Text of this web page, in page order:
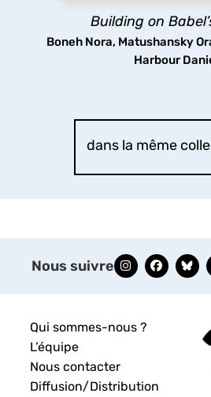
Building on
Boneh Nora, Matushansky
Harbour
découvrir
dans la même
Nous suivre
Qui sommes-nous ?
L’équipe
Nous contacter
Diffusion/Distribution